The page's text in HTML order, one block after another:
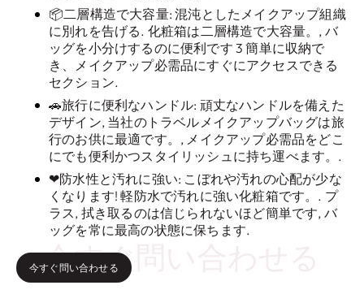
📦二層構造で大容量: 混沌としたメイクアップ組織
に別れを告げる. 化粧箱は二層構造で大容量。, バ
ッグを小分けするのに便利です 3 簡単に収納で
き、メイクアップ必需品にすぐにアクセスできる
セクション.
🚗旅行に便利なハンドル: 頑丈なハンドルを備えた
デザイン, 当社のトラベルメイクアップバッグは旅
行のお供に最適です。, メイクアップ必需品をどこ
にでも便利かつスタイリッシュに持ち運べます。.
❤防水性と汚れに強い: こぼれや汚れの心配が少な
くなります! 軽防水で汚れに強い化粧箱です。. プ
ラス, 拭き取るのは信じられないほど簡単です, バ
ッグを常に最高の状態に保ちます.
今すぐ問い合わせる
今すぐ問い合わせる